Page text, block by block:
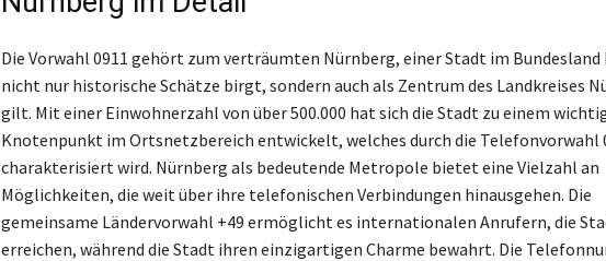
Die Vorwahl 0911 gehört zum verträumten Nürnberg, einer Stadt im Bundesland
nicht nur historische Schätze birgt, sondern auch als Zentrum des Landkreises
gilt. Mit einer Einwohnerzahl von über 500.000 hat sich die Stadt zu einem
Knotenpunkt im Ortsnetzbereich entwickelt, welches durch die Telefonvorwahl
charakterisiert wird. Nürnberg als bedeutende Metropole bietet eine Vielzahl an
Möglichkeiten, die weit über ihre telefonischen Verbindungen hinausgehen. Die
gemeinsame Ländervorwahl +49 ermöglicht es internationalen Anrufern, die
erreichen, während die Stadt ihren einzigartigen Charme bewahrt. Die